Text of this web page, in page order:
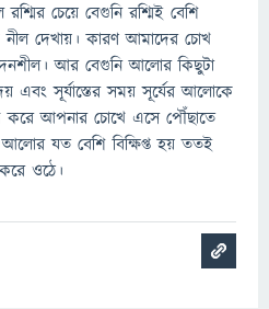
চেয়ে বেগুনি রশ্মিই বেশি
দেখায়। কারণ আমাদের চোখ
আর বেগুনি আলোর কিছুটা
এবং সূর্যাস্তের সময় সূর্যের আলোকে
করে আপনার চোখে এসে পৌঁছাতে
যত বেশি বিক্ষিপ্ত হয় ততই
ওঠে।